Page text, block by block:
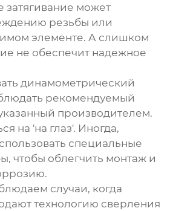
может
резьбы или
элементе. А слишком
не обеспечит надежное
динамометрический
рекомендуемый
производителем.
на 'на глаз'. Иногда,
специальные
чтобы облегчить монтаж и
случаи, когда
технологию сверления